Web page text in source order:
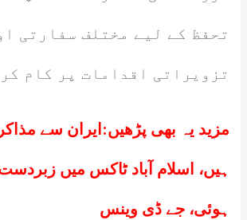
تحفظ کے لیے مختلف سفارتی
تزویراتی اقدامات پر کام
مزید یہ بھی پڑھیں: ایران سے
ہیں، اسلام آباد ٹاکس میں
ہوئی، جے ڈی وینس